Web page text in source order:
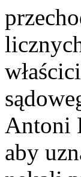
Antoni
aby